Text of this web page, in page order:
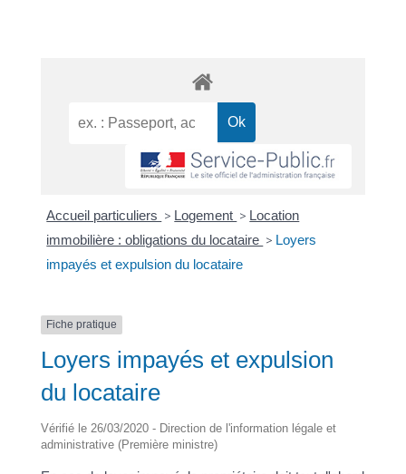
Accueil particuliers > Logement > Location
immobilière : obligations du locataire > Loyers
impayés et expulsion du locataire
Fiche pratique
Loyers impayés et expulsion
du locataire
Vérifié le 26/03/2020 - Direction de l'information légale et
administrative (Première ministre)